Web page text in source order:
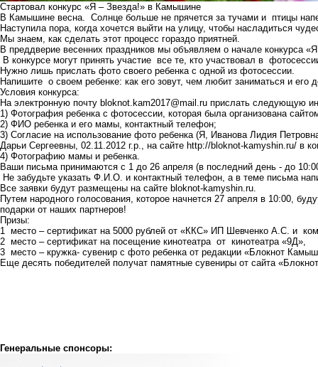
Стартовал конкурс «Я – Звезда!» в Камышине
В Камышине весна. Солнце больше не прячется за тучами и птицы
Наступила пора, когда хочется выйти на улицу, чтобы насладиться
Мы знаем, как сделать этот процесс гораздо приятней.
В преддверие весенних праздников мы объявляем о начале конкурса
В конкурсе могут принять участие все те, кто участвовал в
Нужно лишь прислать фото своего ребенка с одной из фотосессии.
Напишите о своем ребенке: как его зовут, чем любит заниматься и его
Условия конкурса:
На электронную почту bloknot.kam2017@mail.ru прислать следующую
1) Фотография ребенка с фотосессии, которая была организована
2) ФИО ребенка и его мамы, контактный телефон;
3) Согласие на использование фото ребенка (Я, Иванова Лидия
Дарьи Сергеевны, 02.11.2012 г.р., на сайте http://bloknot-kamyshin.ru/ в
4) Фотографию мамы и ребенка.
Ваши письма принимаются с 1 до 26 апреля (в последний день - до
Не забудьте указать Ф.И.О. и контактный телефон, а в теме письма
Все заявки будут размещены на сайте bloknot-kamyshin.ru.
Путем народного голосования, которое начнется 27 апреля в 10:00,
подарки от наших партнеров!
Призы:
1 место – сертификат на 5000 рублей от «ККС» ИП Шевченко А.С . и
2 место – сертификат на посещение кинотеатра от кинотеатра «9Д»,
3 место – кружка- сувенир с фото ребенка от редакции «Блокнот
Еще десять победителей получат памятные сувениры от сайта
Генеральные спонсоры: